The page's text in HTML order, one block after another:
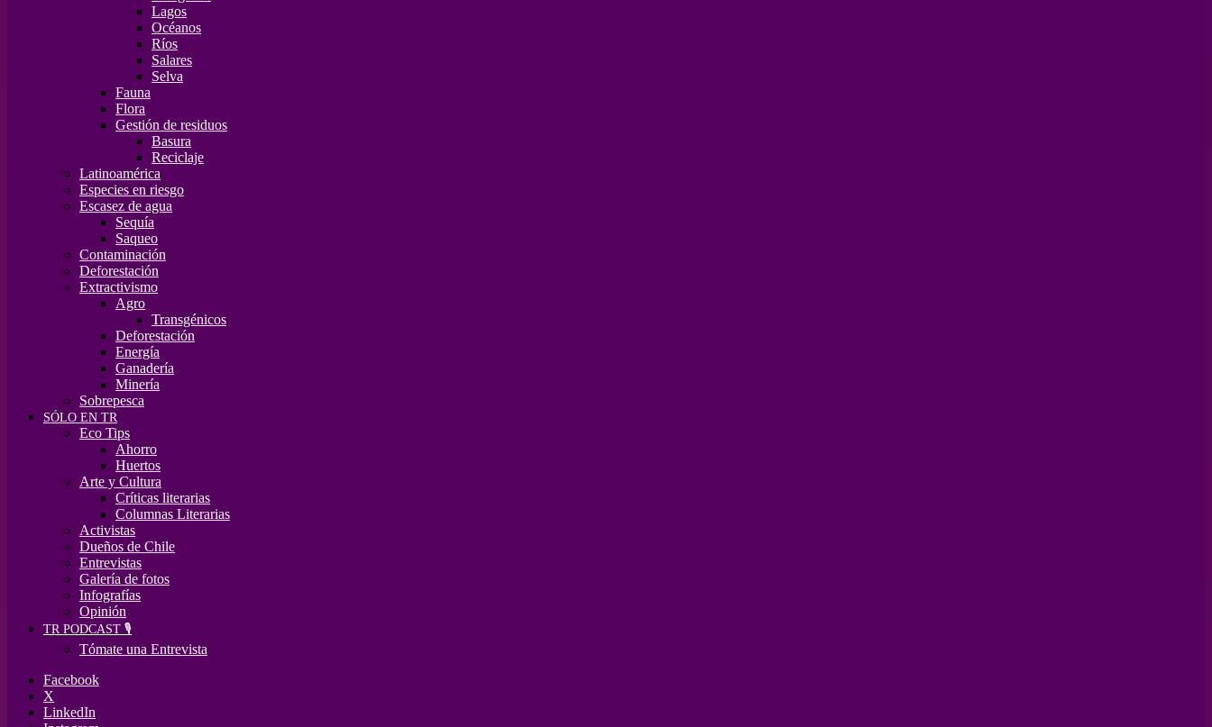
Lagos
Océanos
Ríos
Salares
Selva
Fauna
Flora
Gestión de residuos
Basura
Reciclaje
Latinoamérica
Especies en riesgo
Escasez de agua
Sequía
Saqueo
Contaminación
Deforestación
Extractivismo
Agro
Transgénicos
Deforestación
Energía
Ganadería
Minería
Sobrepesca
SÓLO EN TR
Eco Tips
Ahorro
Huertos
Arte y Cultura
Críticas literarias
Columnas Literarias
Activistas
Dueños de Chile
Entrevistas
Galería de fotos
Infografías
Opinión
TR PODCAST 🎙️
Tómate una Entrevista
Facebook
X
LinkedIn